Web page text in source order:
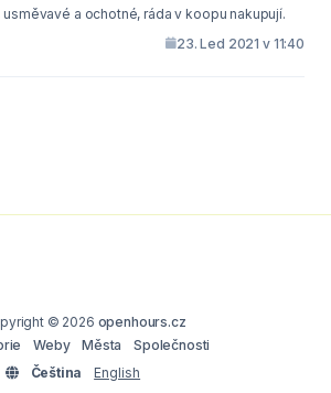
a ochotné, ráda v koopu nakupují.
23. Led 2021 v 11:40
© 2026 openhours.cz
Weby Města
Společnosti
Čeština
English